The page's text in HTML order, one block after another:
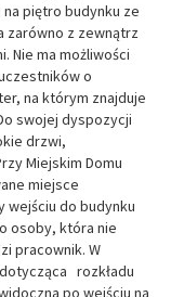
piętro budynku ze
zarówno z zewnątrz
Nie ma możliwości
o
na którym znajduje
swojej dyspozycji
drzwi,
Miejskim Domu
miejsce
wejściu do budynku
osoby, która nie
pracownik. W
rozkładu
po wejściu na